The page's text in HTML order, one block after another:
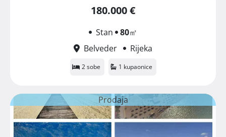
180.000 €
Stan 80㎡
Belveder
Rijeka
2 sobe 1 kupaonice
Prodaja